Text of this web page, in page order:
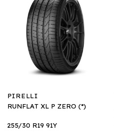
PIRELLI
RUNFLAT XL P ZERO (*)
255/30 R19 91Y